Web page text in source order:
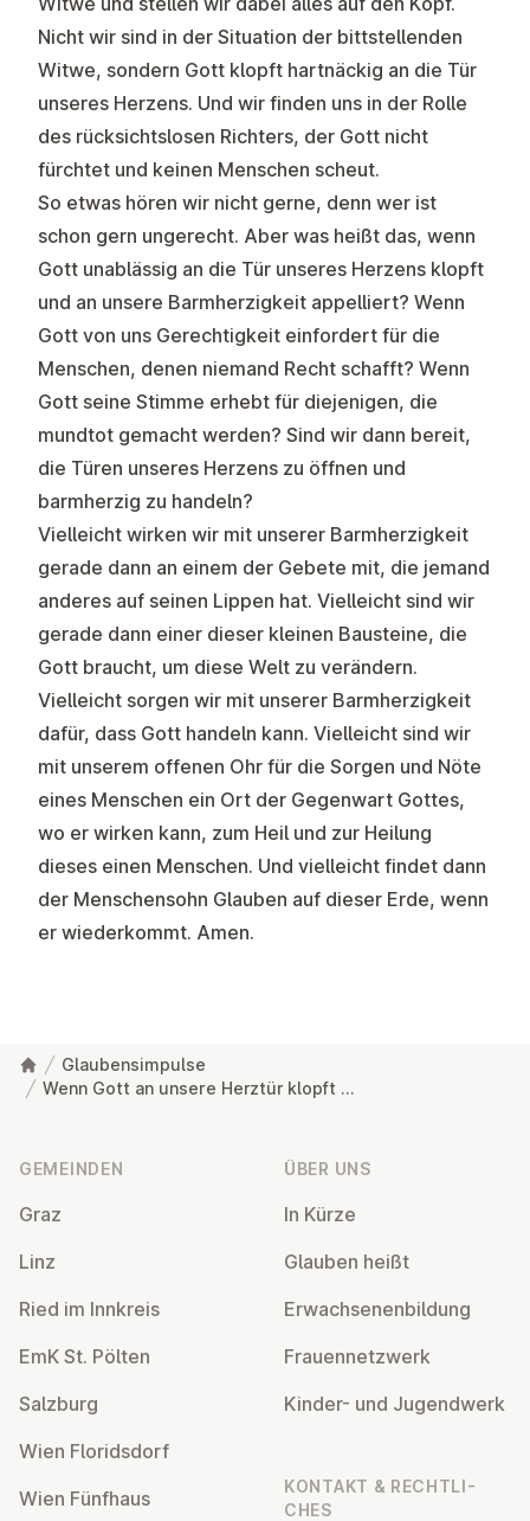
Nicht wir sind in der Situation der bittstellenden
Witwe, sondern Gott klopft hartnäckig an die Tür
unseres Herzens. Und wir finden uns in der Rolle
des rücksichtslosen Richters, der Gott nicht
fürchtet und keinen Menschen scheut.
So etwas hören wir nicht gerne, denn wer ist
schon gern ungerecht. Aber was heißt das, wenn
Gott unablässig an die Tür unseres Herzens klopft
und an unsere Barmherzigkeit appelliert? Wenn
Gott von uns Gerechtigkeit einfordert für die
Menschen, denen niemand Recht schafft? Wenn
Gott seine Stimme erhebt für diejenigen, die
mundtot gemacht werden? Sind wir dann bereit,
die Türen unseres Herzens zu öffnen und
barmherzig zu handeln?
Vielleicht wirken wir mit unserer Barmherzigkeit
gerade dann an einem der Gebete mit, die jemand
anderes auf seinen Lippen hat. Vielleicht sind wir
gerade dann einer dieser kleinen Bausteine, die
Gott braucht, um diese Welt zu verändern.
Vielleicht sorgen wir mit unserer Barmherzigkeit
dafür, dass Gott handeln kann. Vielleicht sind wir
mit unserem offenen Ohr für die Sorgen und Nöte
eines Menschen ein Ort der Gegenwart Gottes,
wo er wirken kann, zum Heil und zur Heilung
dieses einen Menschen. Und vielleicht findet dann
der Menschensohn Glauben auf dieser Erde, wenn
er wiederkommt. Amen.
Glaubensimpulse
Wenn Gott an unsere Herztür klopft …
GEMEINDEN
Graz
Linz
Ried im Innkreis
EmK St. Pölten
Salzburg
Wien Flo­rids­dorf
Wien Fünfhaus
ÜBER UNS
In Kürze
Glauben heißt
Er­wach­se­nen­bil­dung
Frau­en­netz­werk
Kinder- und Ju­gend­werk
KONTAKT & RECHT­LI­
CHES